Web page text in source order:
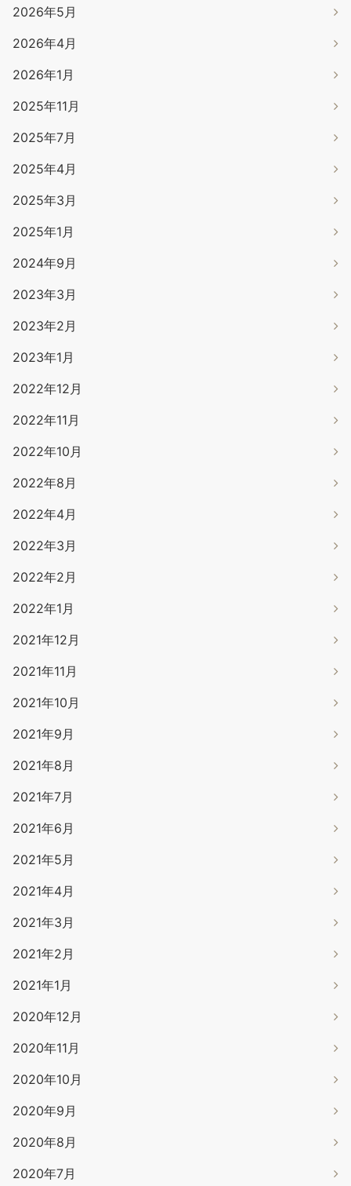
2026年5月
2026年4月
2026年1月
2025年11月
2025年7月
2025年4月
2025年3月
2025年1月
2024年9月
2023年3月
2023年2月
2023年1月
2022年12月
2022年11月
2022年10月
2022年8月
2022年4月
2022年3月
2022年2月
2022年1月
2021年12月
2021年11月
2021年10月
2021年9月
2021年8月
2021年7月
2021年6月
2021年5月
2021年4月
2021年3月
2021年2月
2021年1月
2020年12月
2020年11月
2020年10月
2020年9月
2020年8月
2020年7月